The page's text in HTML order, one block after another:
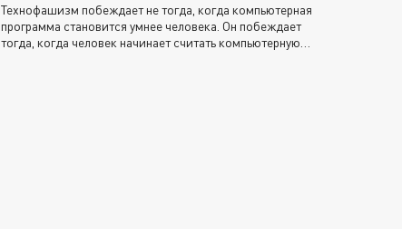
Технофашизм побеждает не тогда, когда компьютерная
программа становится умнее человека. Он побеждает
тогда, когда человек начинает считать компьютерную